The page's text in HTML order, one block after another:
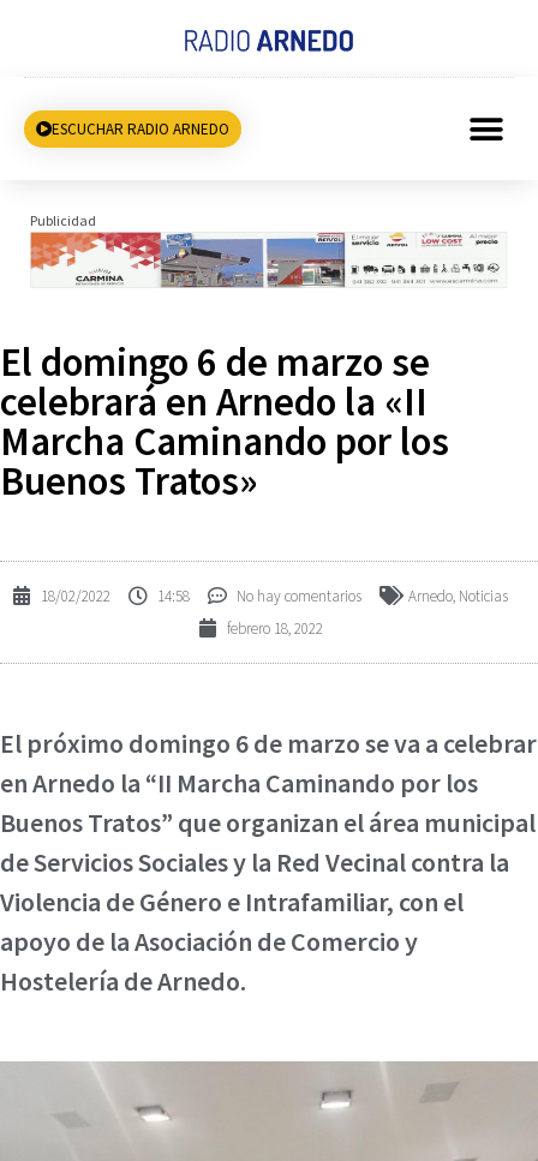
ESCUCHAR RADIO ARNEDO
Publicidad
El domingo 6 de marzo se
celebrará en Arnedo la «II
Marcha Caminando por los
Buenos Tratos»
18/02/2022 14:58 No hay comentarios Arnedo, Noticias
febrero 18, 2022
El próximo domingo 6 de marzo se va a celebrar
en Arnedo la “II Marcha Caminando por los
Buenos Tratos” que organizan el área municipal
de Servicios Sociales y la Red Vecinal contra la
Violencia de Género e Intrafamiliar, con el
apoyo de la Asociación de Comercio y
Hostelería de Arnedo.